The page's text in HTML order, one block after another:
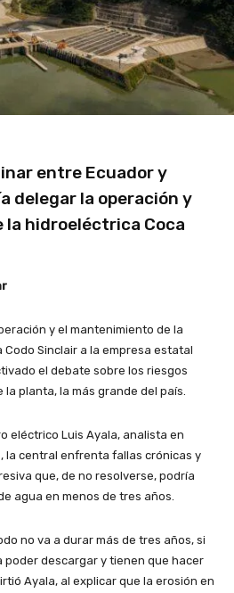
entre Ecuador y
delegar la operación y
hidroeléctrica Coca
y el mantenimiento de la
Sinclair a la empresa estatal
el debate sobre los riesgos
planta, la más grande del país.
eléctrico Luis Ayala, analista en
central enfrenta fallas crónicas y
que, de no resolverse, podría
agua en menos de tres años.
no va a durar más de tres años, si
poder descargar y tienen que hacer
Ayala, al explicar que la erosión en